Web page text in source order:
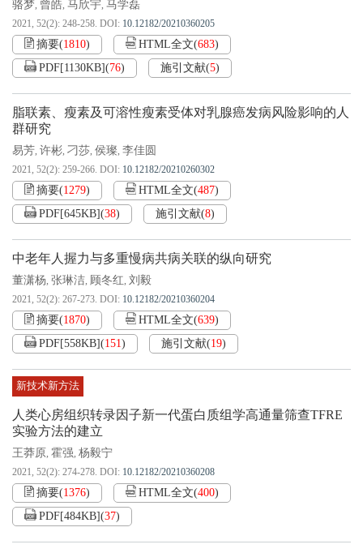
骆梦, 曾皓, 马欣宇, 马学磊
2021, 52(2): 248-258. DOI: 10.12182/20210360205
摘要(1810) HTML全文(683)
PDF[1130KB](76) 施引文献(5)
脂联素、瘦素及可溶性瘦素受体对乳腺癌发病风险影响的人
群研究
易芳, 许彬, 刁莎, 侯璨, 李佳圆
2021, 52(2): 259-266. DOI: 10.12182/20210260302
摘要(1279) HTML全文(487)
PDF[645KB](38) 施引文献(8)
中老年人握力与多重慢病共病关联的纵向研究
董潇杨, 张琳洁, 顾冬红, 刘毅
2021, 52(2): 267-273. DOI: 10.12182/20210360204
摘要(1870) HTML全文(639)
PDF[558KB](151) 施引文献(19)
新技术新方法
人类心房组织转录因子新一代蛋白质组学高通量筛查TFRE
实验方法的建立
王莽原, 霍强, 杨毅宁
2021, 52(2): 274-278. DOI: 10.12182/20210360208
摘要(1376) HTML全文(400)
PDF[484KB](37)